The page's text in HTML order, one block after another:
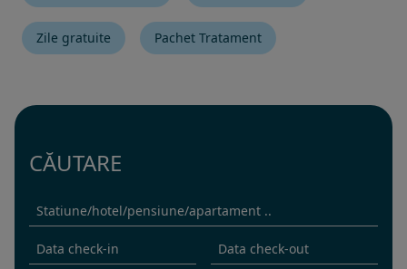
Zile gratuite Pachet Tratament
CĂUTARE